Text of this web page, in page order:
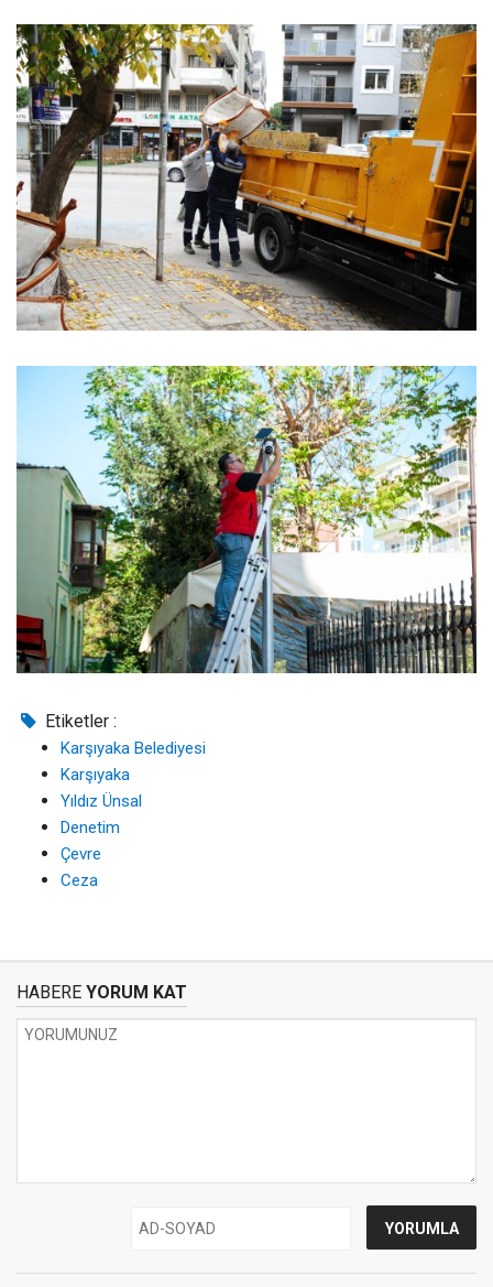
Etiketler :
Karşıyaka Belediyesi
Karşıyaka
Yıldız Ünsal
Denetim
Çevre
Ceza
HABERE YORUM KAT